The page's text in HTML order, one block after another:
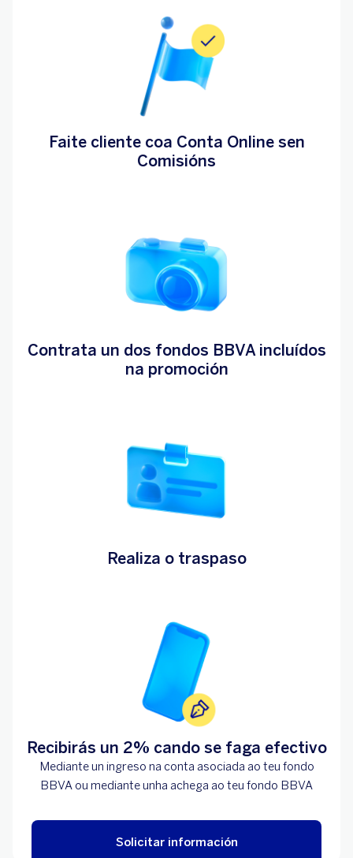
Faite cliente coa Conta Online sen
Comisións
Contrata un dos fondos BBVA incluídos
na promoción
Realiza o traspaso
Recibirás un 2% cando se faga efectivo
Mediante un ingreso na conta asociada ao teu fondo
BBVA ou mediante unha achega ao teu fondo BBVA
Solicitar información